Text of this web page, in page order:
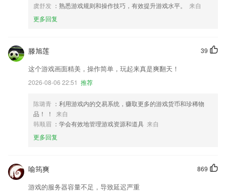
虞舒发 ：熟悉游戏规则和操作技巧，有效提升游戏水平。
来自
更多回复
39
滕旭莲
这个游戏画面精美，操作简单，玩起来真是爽翻天！
2026-08-06 22:51 推荐
陈璐青 ：利用游戏内的交易系统，赚取更多的游戏货币和珍稀物
品！ ！
来自
韩顺眉 ：学会有效地管理游戏资源和道具 来自
更多回复
869
喻筠爽
游戏的服务器容量不足，导致延迟严重